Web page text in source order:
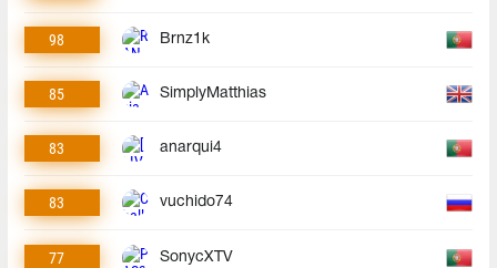
98 Brnz1k
85 SimplyMatthias
83 anarqui4
83 vuchido74
77 SonycXTV